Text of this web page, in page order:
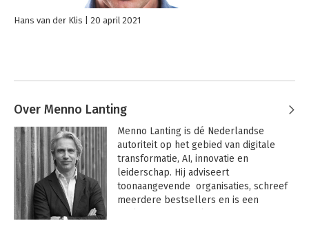
Hans van der Klis 20 april 2021
Over Menno Lanting
Menno Lanting is dé Nederlandse
autoriteit op het gebied van digitale
transformatie, AI, innovatie en
leiderschap. Hij adviseert
toonaangevende  organisaties, schreef
meerdere bestsellers en is een